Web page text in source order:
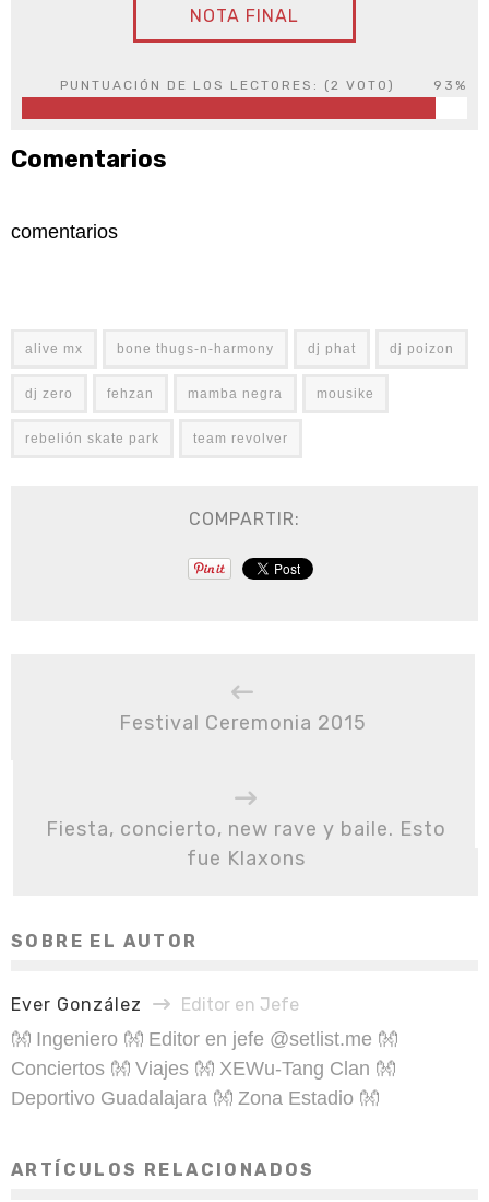
NOTA FINAL
PUNTUACIÓN DE LOS LECTORES: (2 VOTO) 93%
Comentarios
comentarios
alive mx bone thugs-n-harmony dj phat dj poizon
dj zero fehzan mamba negra mousike
rebelión skate park team revolver
COMPARTIR:
Festival Ceremonia 2015
Fiesta, concierto, new rave y baile. Esto
fue Klaxons
SOBRE EL AUTOR
Ever González Editor en Jefe
👐 Ingeniero 👐 Editor en jefe @setlist.me 👐
Conciertos 👐 Viajes 👐 XEWu-Tang Clan 👐
Deportivo Guadalajara 👐 Zona Estadio 👐
ARTÍCULOS RELACIONADOS